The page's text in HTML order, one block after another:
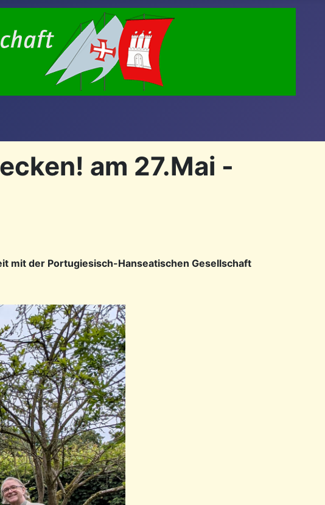
am 27.Mai -
mit der Portugiesisch-Hanseatischen Gesellschaft